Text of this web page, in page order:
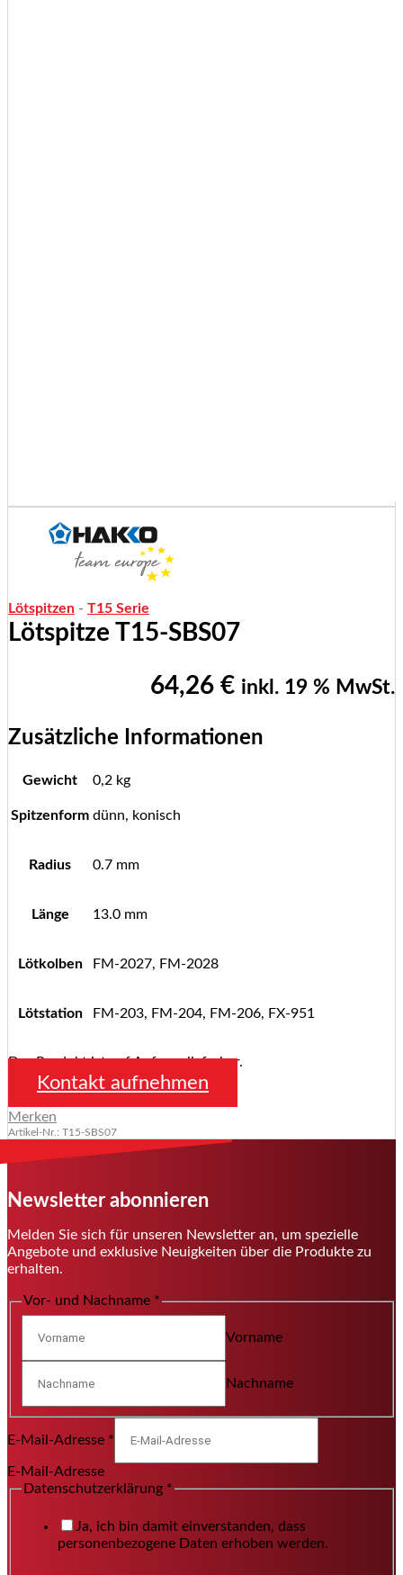
Lötspitzen - T15 Serie
Lötspitze T15-SBS07
64,26 € inkl. 19 % MwSt.
Zusätzliche Informationen
Gewicht 0,2 kg
Spitzenform dünn, konisch
Radius 0.7 mm
Länge 13.0 mm
Lötkolben FM-2027, FM-2028
Lötstation FM-203, FM-204, FM-206, FX-951
Das Produkt ist auf Anfrage lieferbar.
Kontakt aufnehmen
Merken
Artikel-Nr.: T15-SBS07
Newsletter abonnieren
Melden Sie sich für unseren Newsletter an, um spezielle
Angebote und exklusive Neuigkeiten über die Produkte zu
erhalten.
Vor- und Nachname *
Vorname
Nachname
E-Mail-Adresse *
E-Mail-Adresse
Datenschutzerklärung *
Ja, ich bin damit einverstanden, dass
personenbezogene Daten erhoben werden.